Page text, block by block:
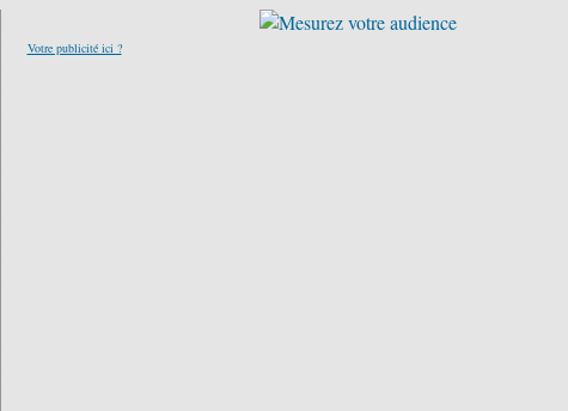
Votre publicité ici ?